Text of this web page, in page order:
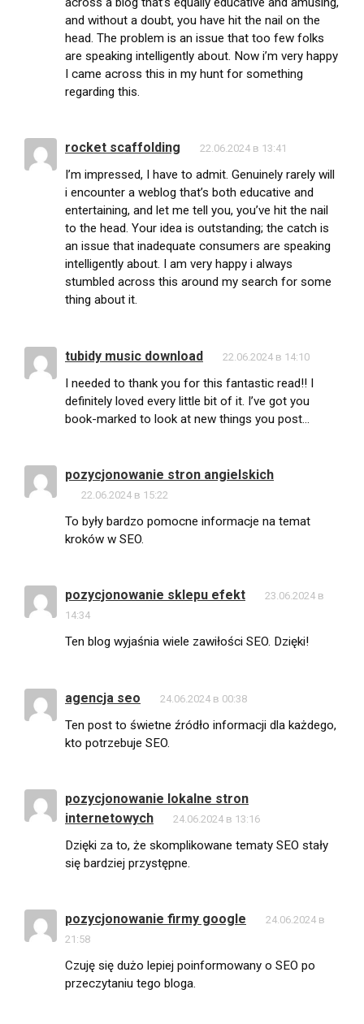
and without a doubt, you have hit the nail on the
head. The problem is an issue that too few folks
are speaking intelligently about. Now i’m very happy
I came across this in my hunt for something
regarding this.
rocket scaffolding 22.06.2024 в 13:41
I’m impressed, I have to admit. Genuinely rarely will
i encounter a weblog that’s both educative and
entertaining, and let me tell you, you’ve hit the nail
to the head. Your idea is outstanding; the catch is
an issue that inadequate consumers are speaking
intelligently about. I am very happy i always
stumbled across this around my search for some
thing about it.
tubidy music download 22.06.2024 в 14:10
I needed to thank you for this fantastic read!! I
definitely loved every little bit of it. I’ve got you
book-marked to look at new things you post…
pozycjonowanie stron angielskich
22.06.2024 в 15:22
To były bardzo pomocne informacje na temat
kroków w SEO.
pozycjonowanie sklepu efekt
23.06.2024 в
14:34
Ten blog wyjaśnia wiele zawiłości SEO. Dzięki!
agencja seo 24.06.2024 в 00:38
Ten post to świetne źródło informacji dla każdego,
kto potrzebuje SEO.
pozycjonowanie lokalne stron
internetowych
24.06.2024 в 13:16
Dzięki za to, że skomplikowane tematy SEO stały
się bardziej przystępne.
pozycjonowanie firmy google
24.06.2024 в
21:58
Czuję się dużo lepiej poinformowany o SEO po
przeczytaniu tego bloga.